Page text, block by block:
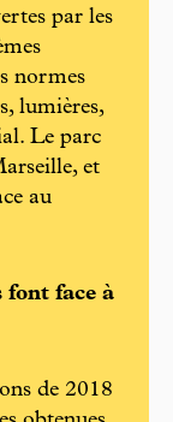
par les
normes
lumières,
Le parc
et
au
font face à
de 2018